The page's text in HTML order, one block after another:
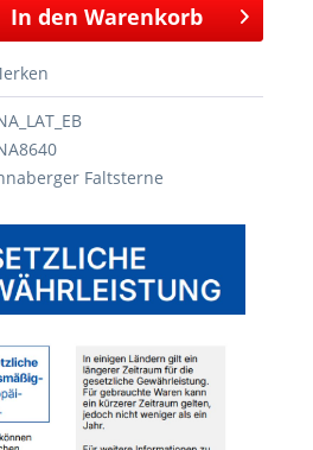
In den Warenkorb
Faltsterne